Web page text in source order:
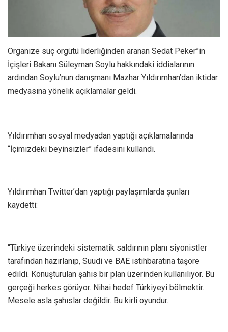
Organize suç örgütü liderliğinden aranan Sedat Peker”in
İçişleri Bakanı Süleyman Soylu hakkındaki iddialarının
ardından Soylu’nun danışmanı Mazhar Yıldırımhan’dan iktidar
medyasına yönelik açıklamalar geldi.
Yıldırımhan sosyal medyadan yaptığı açıklamalarında
“İçimizdeki beyinsizler” ifadesini kullandı.
Yıldırımhan Twitter’dan yaptığı paylaşımlarda şunları
kaydetti:
“Türkiye üzerindeki sistematik saldırının planı siyonistler
tarafından hazırlanıp, Suudi ve BAE istihbaratına taşore
edildi. Konuşturulan şahıs bir plan üzerinden kullanılıyor. Bu
gerçeği herkes görüyor. Nihai hedef Türkiyeyi bölmektir.
Mesele asla şahıslar değildir. Bu kirli oyundur.